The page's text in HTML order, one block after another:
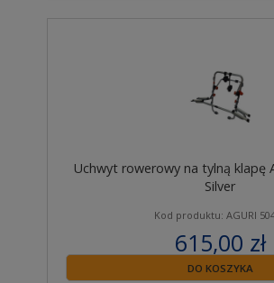
Uchwyt rowerowy na tylną klapę
Silver
Kod produktu: AGURI
615,00 zł
zawiera 23% VAT
DO KOSZYKA